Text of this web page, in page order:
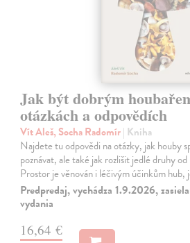
Jak být dobrým
otázkách a odpovědích
Vít Aleš, Socha Radomír| Kniha
Najdete tu odpovědi na otázky, jak houby
poznávat, ale také jak rozlišit jedlé druhy
Prostor je věnován i léčivým účinkům
Predpredaj, vychádza 1.9.2026,
vydania
16,64 €